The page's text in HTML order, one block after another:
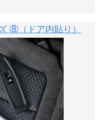
⑧（ドア内貼り）